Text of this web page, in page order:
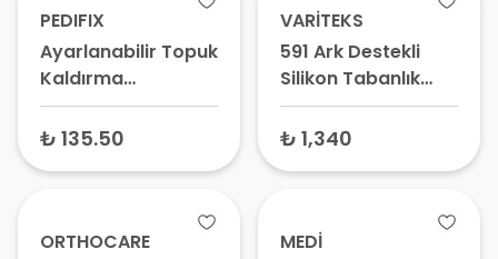
PEDIFIX
Ayarlanabilir Topuk
Kaldırma
Yükseltme Aparatı
₺ 135.50
VARİTEKS
591 Ark Destekli
Silikon Tabanlık
Violet – Topuk
Dikeni ve Düz
Ayakkabı Tabanı
₺ 1,340
ORTHOCARE
MEDİ